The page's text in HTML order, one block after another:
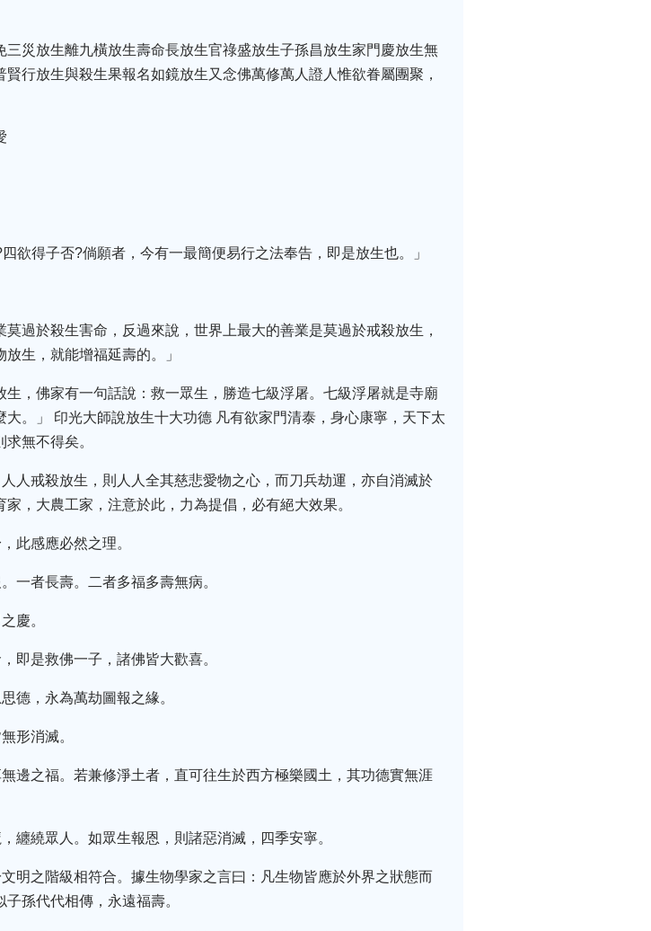
災放生離九橫放生壽命長放生官祿盛放生子孫昌放生家門慶放生無
行放生與殺生果報名如鏡放生又念佛萬修萬人證人惟欲眷屬團聚，
欲得子否?倘願者，今有一最簡便易行之法奉告，即是放生也。」
過於殺生害命，反過來說，世界上最大的善業是莫過於戒殺放生，
生，就能增福延壽的。」
，佛家有一句話說：救一眾生，勝造七級浮屠。七級浮屠就是寺廟
。」 印光大師說放生十大功德 凡有欲家門清泰，身心康寧，天下太
無不得矣。
人戒殺放生，則人人全其慈悲愛物之心，而刀兵劫運，亦自消滅於
，大農工家，注意於此，力為提倡，必有絕大效果。
此感應必然之理。
一者長壽。二者多福多壽無病。
慶。
即是救佛一子，諸佛皆大歡喜。
德，永為萬劫圖報之緣。
形消滅。
邊之福。若兼修淨土者，直可往生於西方極樂國土，其功德實無涯
纏繞眾人。如眾生報恩，則諸惡消滅，四季安寧。
明之階級相符合。據生物學家之言曰：凡生物皆應於外界之狀態而
孫代代相傳，永遠福壽。